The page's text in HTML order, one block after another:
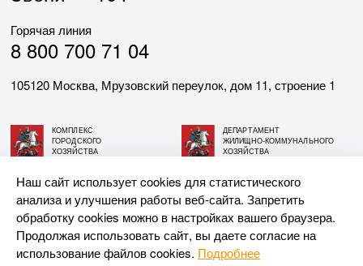
Горячая линия
8 800 700 71 04
105120 Москва, Мрузовский переулок, дом 11, строение 1
КОМПЛЕКС
ГОРОДСКОГО
ХОЗЯЙСТВА
ДЕПАРТАМЕНТ
ЖИЛИЩНО-КОММУНАЛЬНОГО
ХОЗЯЙСТВА
© АО «МОСГАЗ», 2026. При использовании материалов
ссылка на сайт обязательна.
Разработка и поддержка —Upriver
Наш сайт использует cookies для статистического
анализа и улучшения работы веб-сайта. Запретить
обработку cookies можно в настройках вашего браузера.
Продолжая использовать сайт, вы даете согласие на
использование файлов cookies. Подробнее